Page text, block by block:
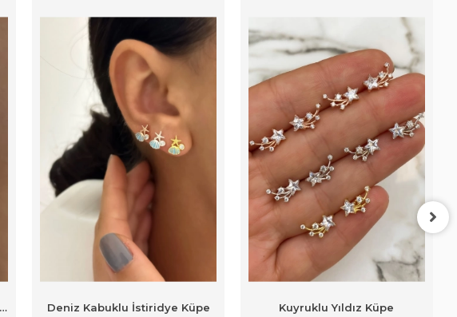
Tektaş Detaylı Eyfel Kulesi Küpe
Deniz Kabuklu İstiridye Küpe
Kuyruklu Yıldız Küpe